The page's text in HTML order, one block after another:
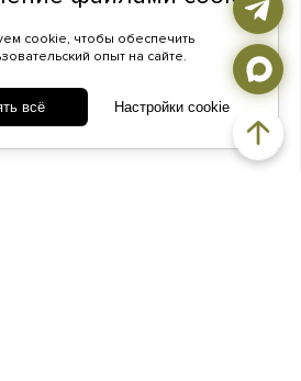
cookie, чтобы обеспечить
опыт на сайте.
всё Настройки cookie